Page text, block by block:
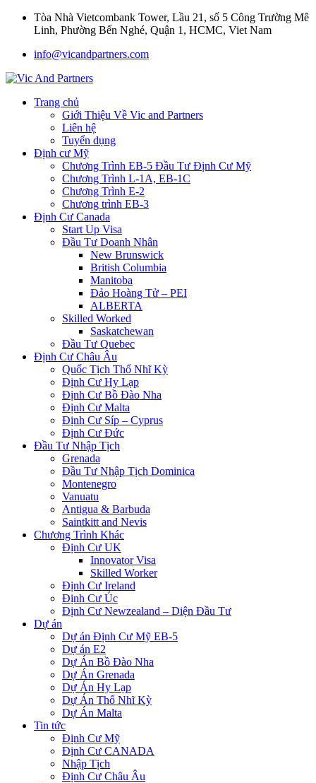
Tòa Nhà Vietcombank Tower, Lầu 21, số 5 Công Trường Mê
Linh, Phường Bến Nghé, Quận 1, HCMC, Viet Nam
info@vicandpartners.com
Trang chủ
Giới Thiệu Về Vic and Partners
Liên hệ
Tuyển dụng
Định cư Mỹ
Chương Trình EB-5 Đầu Tư Định Cư Mỹ
Chương Trình L-1A, EB-1C
Chương Trình E-2
Chương trình EB-3
Định Cư Canada
Start Up Visa
Đầu Tư Doanh Nhân
New Brunswick
British Columbia
Manitoba
Đảo Hoàng Tử – PEI
ALBERTA
Skilled Worked
Saskatchewan
Đầu Tư Quebec
Định Cư Châu Âu
Quốc Tịch Thổ Nhĩ Kỳ
Định Cư Hy Lạp
Định Cư Bồ Đào Nha
Định Cư Malta
Định Cư Síp – Cyprus
Định Cư Đức
Đầu Tư Nhập Tịch
Grenada
Đầu Tư Nhập Tịch Dominica
Montenegro
Vanuatu
Antigua & Barbuda
Saintkitt and Nevis
Chương Trình Khác
Định Cư UK
Innovator Visa
Skilled Worker
Định Cư Ireland
Định Cư Úc
Định Cư Newzealand – Diện Đầu Tư
Dự án
Dự án Định Cư Mỹ EB-5
Dự án E2
Dự Án Bồ Đào Nha
Dự Án Grenada
Dự Án Hy Lạp
Dự Án Thổ Nhĩ Kỳ
Dự Án Malta
Tin tức
Định Cư Mỹ
Định Cư CANADA
Nhập Tịch
Định Cư Châu Âu